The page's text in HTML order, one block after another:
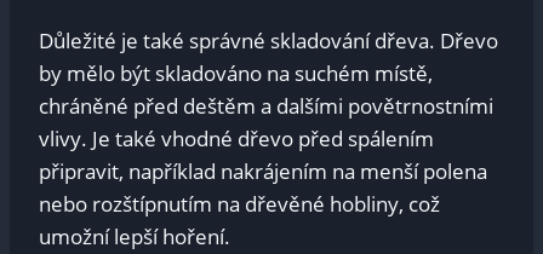
Důležité je také správné skladování dřeva. Dřevo
by mělo být skladováno na suchém místě,
chráněné před deštěm a dalšími povětrnostními
vlivy. Je také vhodné dřevo před spálením
připravit, například nakrájením na menší polena
nebo rozštípnutím na dřevěné hobliny, což
umožní lepší hoření.